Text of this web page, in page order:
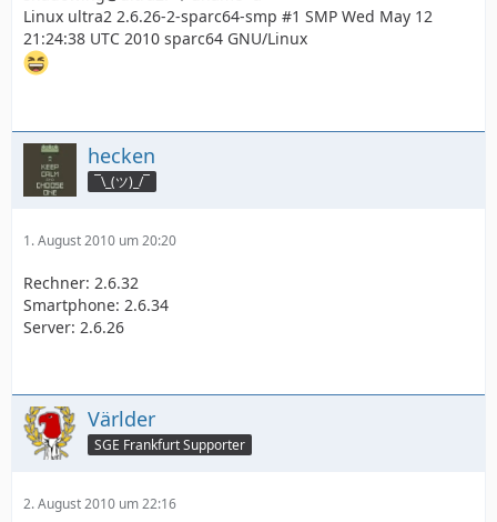
Linux ultra2 2.6.26-2-sparc64-smp #1 SMP Wed May 12
21:24:38 UTC 2010 sparc64 GNU/Linux
hecken
¯\_(ツ)_/¯
1. August 2010 um 20:20
Rechner: 2.6.32
Smartphone: 2.6.34
Server: 2.6.26
Världer
SGE Frankfurt Supporter
2. August 2010 um 22:16